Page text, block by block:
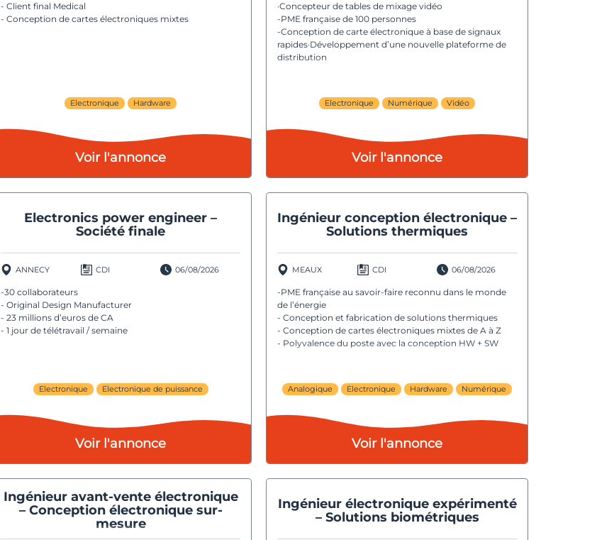
- Client final Medical
- Conception de cartes électroniques mixtes
Electronique Hardware
Voir l'annonce
·Concepteur de tables de mixage vidéo
-PME française de 100 personnes
-Conception de carte électronique à base de signaux
rapides·Développement d’une nouvelle plateforme de
distribution
Electronique Numérique Vidéo
Voir l'annonce
Electronics power engineer –
Société finale
ANNECY CDI 06/08/2026
-30 collaborateurs
- Original Design Manufacturer
- 23 millions d’euros de CA
- 1 jour de télétravail / semaine
Electronique Electronique de puissance
Voir l'annonce
Ingénieur conception électronique –
Solutions thermiques
MEAUX CDI 06/08/2026
-PME française au savoir-faire reconnu dans le monde
de l’énergie
- Conception et fabrication de solutions thermiques
- Conception de cartes électroniques mixtes de A à Z
- Polyvalence du poste avec la conception HW + SW
Analogique Electronique Hardware Numérique
Voir l'annonce
Ingénieur avant-vente électronique
– Conception électronique sur-
mesure
Ingénieur électronique expérimenté
– Solutions biométriques